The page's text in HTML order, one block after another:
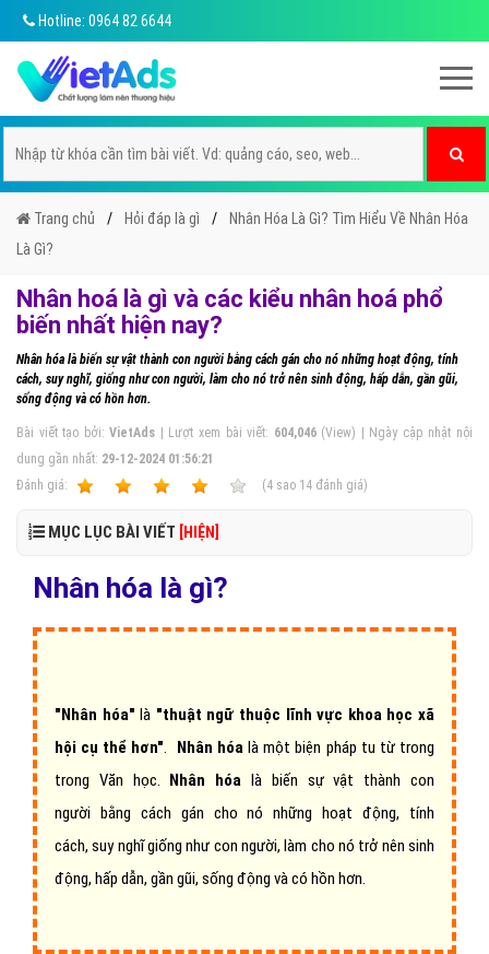
Hotline: 0964 82 6644
Trang chủ Hỏi đáp là gì
Nhân Hóa Là Gì? Tìm Hiểu Về Nhân Hóa
Là Gì?
Nhân hoá là gì và các kiểu nhân hoá phổ
biến nhất hiện nay?
Nhân hóa là biến sự vật thành con người bằng cách gán cho nó những hoạt động, tính
cách, suy nghĩ, giống như con người, làm cho nó trở nên sinh động, hấp dẫn, gần gũi,
sống động và có hồn hơn.
Bài viết tạo bởi:VietAds | Lượt xem bài viết: 604,046(View) | Ngày cập nhật nội
dung gần nhất: 29-12-2024 01:56:21
Ðánh giá:
(4 sao 14 đánh giá)
MỤC LỤC BÀI VIẾT [HIỆN]
Nhân hóa là gì?
"Nhân hóa"là "thuật ngữ thuộc lĩnh vực khoa học xã
hội cụ thể hơn". Nhân hóalà một biện pháp tu từ trong
trong Văn học. Nhân hóalà biến sự vật thành con
người bằng cách gán cho nó những hoạt động, tính
cách, suy nghĩ giống như con người, làm cho nó trở nên sinh
động, hấp dẫn, gần gũi, sống động và có hồn hơn.